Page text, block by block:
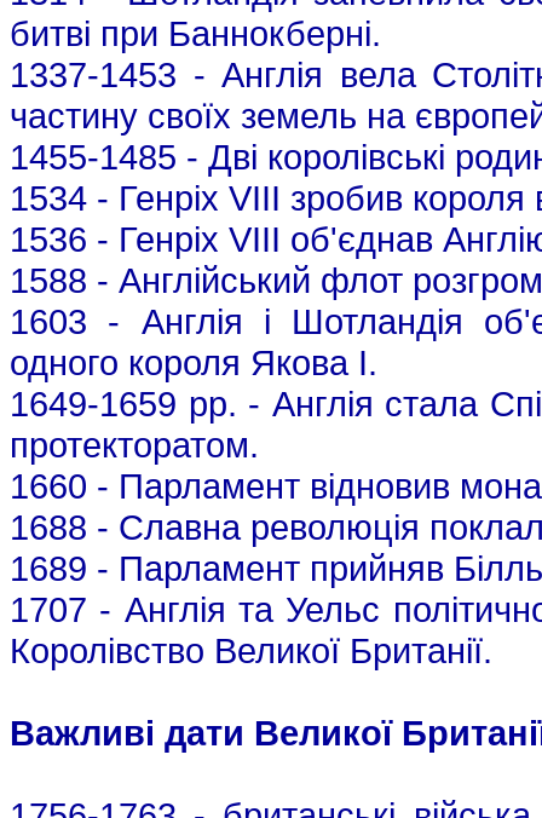
битві при Баннокберні.
1337-1453 - Англія вела
частину своїх земель на
1455-1485 - Дві королівські
1534 - Генріх VIII зробив
1536 - Генріх VIII об'єднав
1588 - Англійський флот
1603 - Англія і Шотландія
одного короля Якова I.
1649-1659 рр. - Англія стала
протекторатом.
1660 - Парламент відновив
1688 - Славна революція
1689 - Парламент прийняв
1707 - Англія та Уельс
Королівство Великої Британії.
Важливі дати Великої